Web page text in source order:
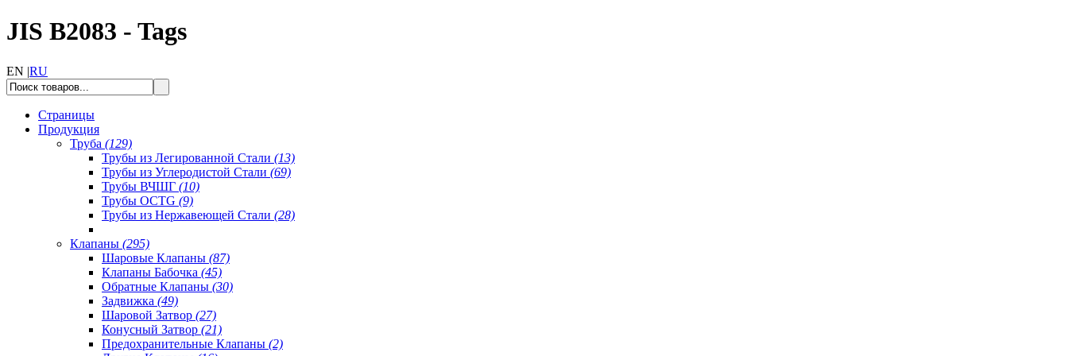
JIS B2083 - Tags
EN |RU
Страницы
Продукция
Труба (129)
Трубы из Легированной Стали (13)
Трубы из Углеродистой Стали (69)
Трубы ВЧШГ (10)
Трубы OCTG (9)
Трубы из Нержавеющей Стали (28)
Клапаны (295)
Шаровые Клапаны (87)
Клапаны Бабочка (45)
Обратные Клапаны (30)
Задвижка (49)
Шаровой Затвор (27)
Конусный Затвор (21)
Предохранительные Клапаны (2)